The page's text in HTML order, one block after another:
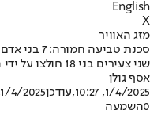
English
X
מזג האוויר
סכנת טביעה חמורה: 7 בני אדם חולצו לאחר שנסחפו מאות מטרים לתוך הכנרת
שני צעירים בני 18 חולצו על ידי המצילים לאחר שנסחפו על גבי מזרון ים למרחק של מעל 300 מטר מהחוף • ילד נוסף נסחף לתוך הימה לאחר שהשתכשך בין הסלעים
אסף גולן
1/4/2025, 10:27
,עודכן1/4/2025, 10:43
0השמעה